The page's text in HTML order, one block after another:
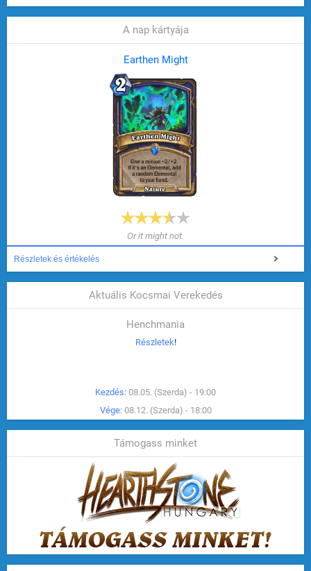
A nap kártyája
Earthen Might
Or it might not.
Részletek és értékelés
Aktuális Kocsmai Verekedés
Henchmania
Részletek!
Kezdés: 08.05. (Szerda) - 19:00
Vége: 08.12. (Szerda) - 18:00
Támogass minket